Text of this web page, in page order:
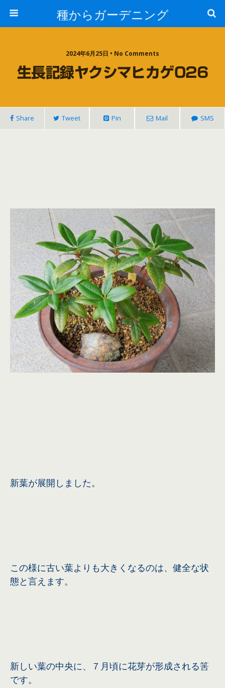
種からガーデニング
2024年6月25日 • No Comments
生長記録ヤクシマヒカゲ026
Share Tweet Pin Mail SMS
新葉が展開しました。
この様に古い葉よりも大きくなるのは、健全な状
態と言えます。
新しい葉の中央に、７月頃に花芽が形成される筈
です。